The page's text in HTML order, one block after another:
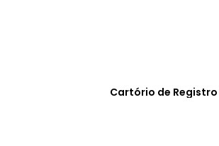
Cartório de